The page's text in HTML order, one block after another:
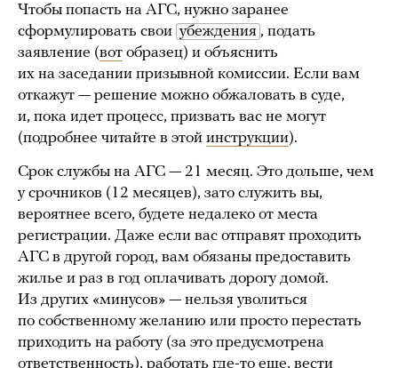
Чтобы попасть на АГС, нужно заранее
сформулировать свои убеждения , подать
заявление (вот образец) и объяснить
их на заседании призывной комиссии. Если вам
откажут — решение можно обжаловать в суде,
и, пока идет процесс, призвать вас не могут
(подробнее читайте в этой инструкции).
Срок службы на АГС — 21 месяц. Это дольше, чем
у срочников (12 месяцев), зато служить вы,
вероятнее всего, будете недалеко от места
регистрации. Даже если вас отправят проходить
АГС в другой город, вам обязаны предоставить
жилье и раз в год оплачивать дорогу домой.
Из других «минусов» — нельзя уволиться
по собственному желанию или просто перестать
приходить на работу (за это предусмотрена
ответственность), работать где-то еще, вести